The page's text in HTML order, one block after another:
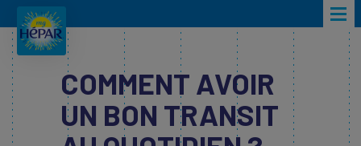
COMMENT AVOIR
UN BON TRANSIT